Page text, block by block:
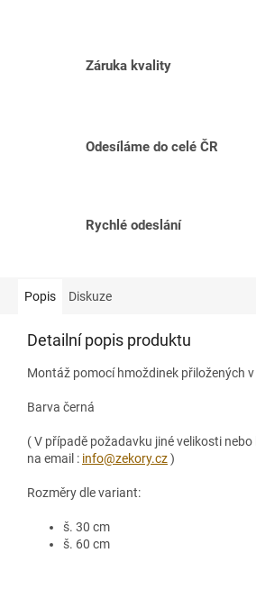
Záruka kvality
Odesíláme do celé ČR
Rychlé odeslání
Popis Diskuze
Detailní popis produktu
Montáž pomocí hmoždinek přiložených
Barva černá
( V případě požadavku jiné velikosti
na email : info@zekory.cz)
Rozměry dle variant:
š. 30 cm
š. 60 cm